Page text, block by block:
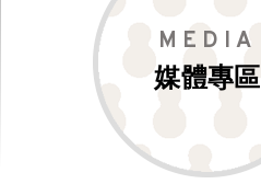
MEDIA
媒體專區